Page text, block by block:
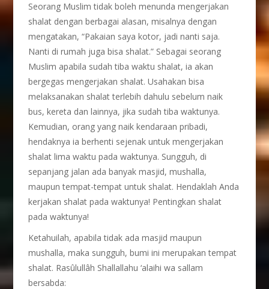
Seorang Muslim tidak boleh menunda mengerjakan
shalat dengan berbagai alasan, misalnya dengan
mengatakan, “Pakaian saya kotor, jadi nanti saja.
Nanti di rumah juga bisa shalat.” Sebagai seorang
Muslim apabila sudah tiba waktu shalat, ia akan
bergegas mengerjakan shalat. Usahakan bisa
melaksanakan shalat terlebih dahulu sebelum naik
bus, kereta dan lainnya, jika sudah tiba waktunya.
Kemudian, orang yang naik kendaraan pribadi,
hendaknya ia berhenti sejenak untuk mengerjakan
shalat lima waktu pada waktunya. Sungguh, di
sepanjang jalan ada banyak masjid, mushalla,
maupun tempat-tempat untuk shalat. Hendaklah Anda
kerjakan shalat pada waktunya! Pentingkan shalat
pada waktunya!
Ketahuilah, apabila tidak ada masjid maupun
mushalla, maka sungguh, bumi ini merupakan tempat
shalat. Rasûlullâh Shallallahu ‘alaihi wa sallam
bersabda: